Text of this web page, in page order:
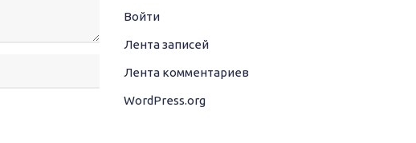
Войти
Лента записей
Лента комментариев
WordPress.org